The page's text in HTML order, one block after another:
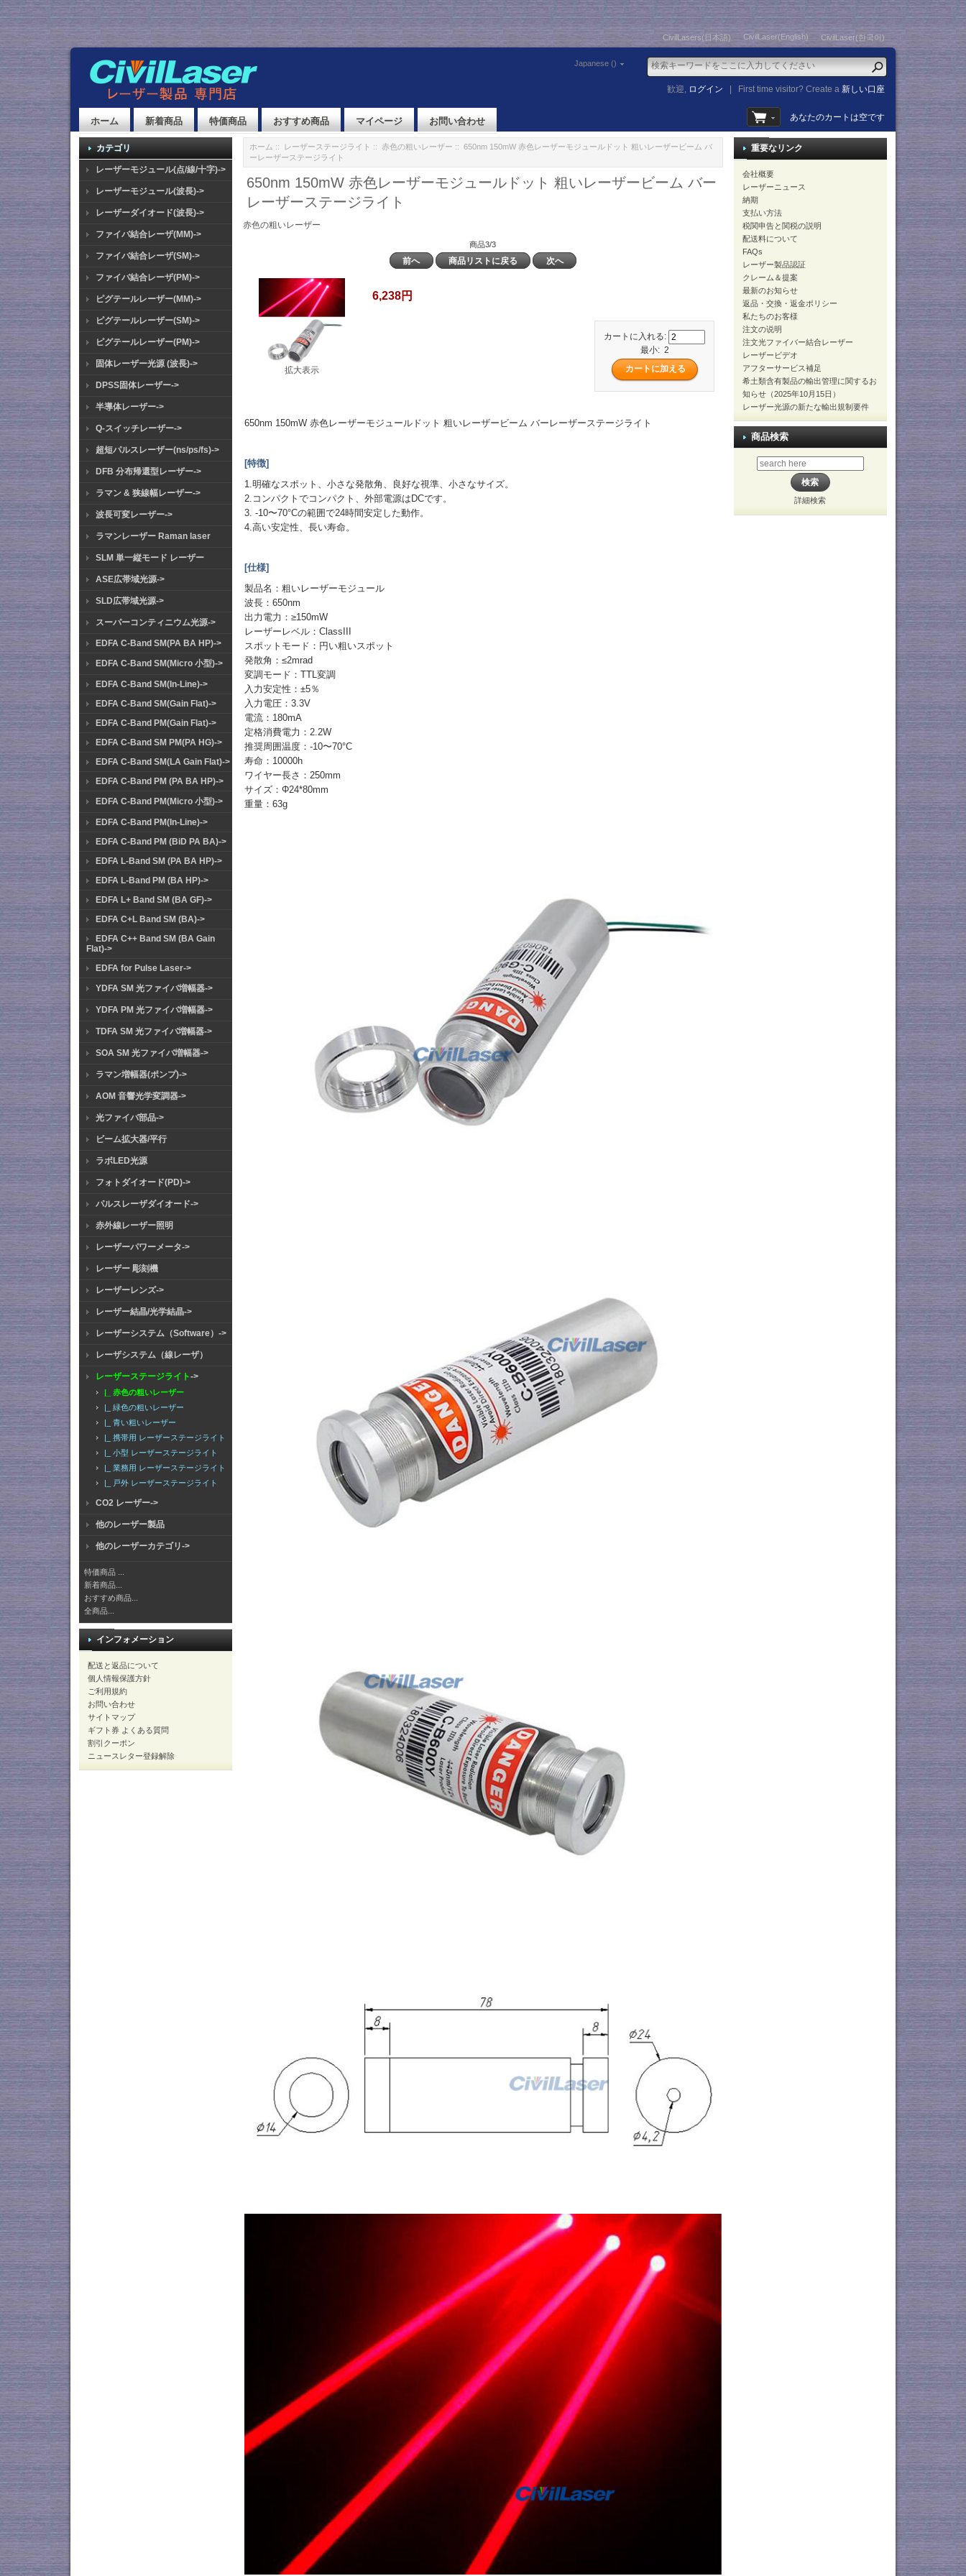
CivilLasers(日本語) CivilLaser(English) CivilLaser(한국어)
Japanese ()
歓迎, ログイン First time visitor? Create a新しい口座
ホーム 新着商品 特価商品 おすすめ商品 マイページ お問い合わせ あなたのカートは空です
カテゴリ
レーザーモジュール(点/線/十字)->
レーザーモジュール(波長)->
レーザーダイオード(波長)->
ファイバ結合レーザ(MM)->
ファイバ結合レーザ(SM)->
ファイバ結合レーザ(PM)->
ピグテールレーザー(MM)->
ピグテールレーザー(SM)->
ピグテールレーザー(PM)->
固体レーザー光源 (波長)->
DPSS固体レーザー->
半導体レーザー->
Q-スイッチレーザー->
超短パルスレーザー(ns/ps/fs)->
DFB 分布帰還型レーザー->
ラマン & 狭線幅レーザー->
波長可変レーザー->
ラマンレーザー Raman laser
SLM 単一縦モード レーザー
ASE広帯域光源->
SLD広帯域光源->
スーパーコンティニウム光源->
EDFA C-Band SM(PA BA HP)->
EDFA C-Band SM(Micro 小型)->
EDFA C-Band SM(In-Line)->
EDFA C-Band SM(Gain Flat)->
EDFA C-Band PM(Gain Flat)->
EDFA C-Band SM PM(PA HG)->
EDFA C-Band SM(LA Gain Flat)->
EDFA C-Band PM (PA BA HP)->
EDFA C-Band PM(Micro 小型)->
EDFA C-Band PM(In-Line)->
EDFA C-Band PM (BiD PA BA)->
EDFA L-Band SM (PA BA HP)->
EDFA L-Band PM (BA HP)->
EDFA L+ Band SM (BA GF)->
EDFA C+L Band SM (BA)->
EDFA C++ Band SM (BA Gain
Flat)->
EDFA for Pulse Laser->
YDFA SM 光ファイバ増幅器->
YDFA PM 光ファイバ増幅器->
TDFA SM 光ファイバ増幅器->
SOA SM 光ファイバ増幅器->
ラマン増幅器(ポンプ)->
AOM 音響光学変調器->
光ファイバ部品->
ビーム拡大器/平行
ラボLED光源
フォトダイオード(PD)->
パルスレーザダイオード->
赤外線レーザー照明
レーザーパワーメータ->
レーザー 彫刻機
レーザーレンズ->
レーザー結晶/光学結晶->
レーザーシステム（Software）->
レーザシステム（線レーザ）
レーザーステージライト->
|_ 赤色の粗いレーザー
|_ 緑色の粗いレーザー
|_ 青い粗いレーザー
|_ 携帯用 レーザーステージライト
|_ 小型 レーザーステージライト
|_ 業務用 レーザーステージライト
|_ 戸外 レーザーステージライト
CO2 レーザー->
他のレーザー製品
他のレーザーカテゴリ->
特価商品 ...
新着商品...
おすすめ商品...
全商品...
インフォメーション
配送と返品について
個人情報保護方針
ご利用規約
お問い合わせ
サイトマップ
ギフト券 よくある質問
割引クーポン
ニュースレター登録解除
ホーム :: レーザーステージライト :: 赤色の粗いレーザー :: 650nm 150mW 赤色レーザーモジュールドット 粗いレーザービーム バ
ーレーザーステージライト
650nm 150mW 赤色レーザーモジュールドット 粗いレーザービーム バー
レーザーステージライト
赤色の粗いレーザー
商品3/3
前へ 商品リストに戻る 次へ
拡大表示
6,238円
カートに入れる:
最小: 2
650nm 150mW 赤色レーザーモジュールドット 粗いレーザービーム バーレーザーステージライト
[特徴]
1.明確なスポット、小さな発散角、良好な視準、小さなサイズ。
2.コンパクトでコンパクト、外部電源はDCです。
3. -10〜70°Cの範囲で24時間安定した動作。
4.高い安定性、長い寿命。
[仕様]
製品名：粗いレーザーモジュール
波長：650nm
出力電力：≥150mW
レーザーレベル：ClassIII
スポットモード：円い粗いスポット
発散角：≤2mrad
変調モード：TTL変調
入力安定性：±5％
入力電圧：3.3V
電流：180mA
定格消費電力：2.2W
推奨周囲温度：-10〜70°C
寿命：10000h
ワイヤー長さ：250mm
サイズ：Φ24*80mm
重量：63g
重要なリンク
会社概要
レーザーニュース
納期
支払い方法
税関申告と関税の説明
配送料について
FAQs
レーザー製品認証
クレーム＆提案
最新のお知らせ
返品・交換・返金ポリシー
私たちのお客様
注文の说明
注文光ファイバー結合レーザー
レーザービデオ
アフターサービス補足
希土類含有製品の輸出管理に関するお
知らせ（2025年10月15日）
レーザー光源の新たな輸出規制要件
商品検索
詳細検索